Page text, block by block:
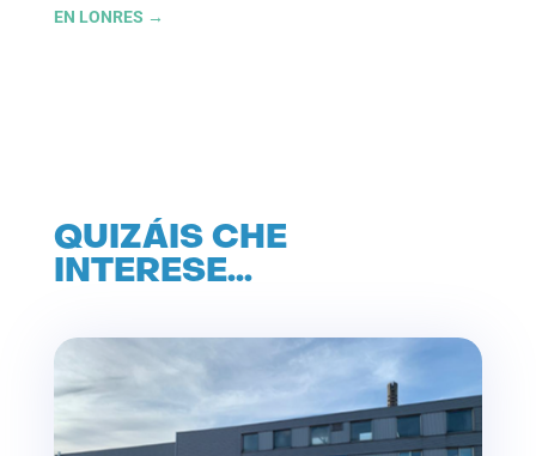
EN LONRES →
QUIZÁIS CHE
INTERESE…